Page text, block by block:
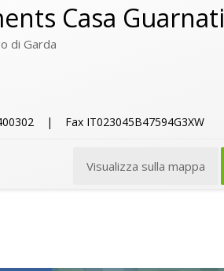
Casa Guarnati
di Garda
| Fax IT023045B47594G3XW
Visualizza sulla mappa